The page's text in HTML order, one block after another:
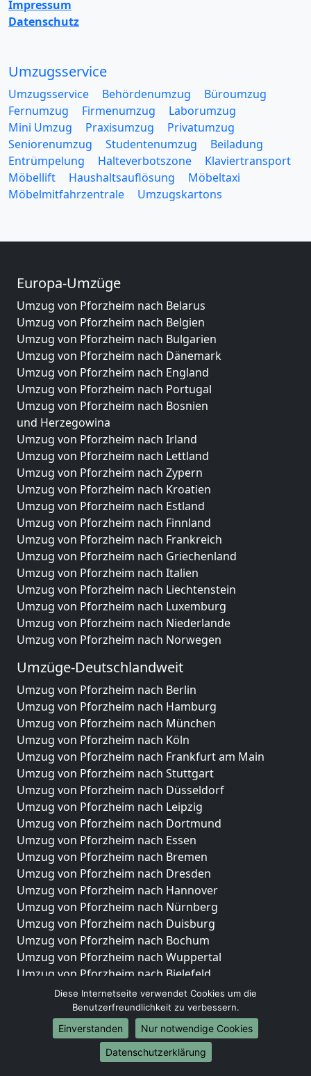
Impressum
Datenschutz
Umzugsservice
Umzugsservice Behördenumzug
Büroumzug
Fernumzug
Firmenumzug
Laborumzug
Mini Umzug
Praxisumzug
Privatumzug
Seniorenumzug
Studentenumzug
Beiladung
Entrümpelung
Halteverbotszone
Klaviertransport
Möbellift
Haushaltsauflösung
Möbeltaxi
Möbelmitfahrzentrale
Umzugskartons
Europa-Umzüge
Umzug von Pforzheim nach Belarus
Umzug von Pforzheim nach Belgien
Umzug von Pforzheim nach Bulgarien
Umzug von Pforzheim nach Dänemark
Umzug von Pforzheim nach England
Umzug von Pforzheim nach Portugal
Umzug von Pforzheim nach Bosnien
und Herzegowina
Umzug von Pforzheim nach Irland
Umzug von Pforzheim nach Lettland
Umzug von Pforzheim nach Zypern
Umzug von Pforzheim nach Kroatien
Umzug von Pforzheim nach Estland
Umzug von Pforzheim nach Finnland
Umzug von Pforzheim nach Frankreich
Umzug von Pforzheim nach Griechenland
Umzug von Pforzheim nach Italien
Umzug von Pforzheim nach Liechtenstein
Umzug von Pforzheim nach Luxemburg
Umzug von Pforzheim nach Niederlande
Umzug von Pforzheim nach Norwegen
Umzüge-Deutschlandweit
Umzug von Pforzheim nach Berlin
Umzug von Pforzheim nach Hamburg
Umzug von Pforzheim nach München
Umzug von Pforzheim nach Köln
Umzug von Pforzheim nach Frankfurt am Main
Umzug von Pforzheim nach Stuttgart
Umzug von Pforzheim nach Düsseldorf
Umzug von Pforzheim nach Leipzig
Umzug von Pforzheim nach Dortmund
Umzug von Pforzheim nach Essen
Umzug von Pforzheim nach Bremen
Umzug von Pforzheim nach Dresden
Umzug von Pforzheim nach Hannover
Umzug von Pforzheim nach Nürnberg
Umzug von Pforzheim nach Duisburg
Umzug von Pforzheim nach Bochum
Umzug von Pforzheim nach Wuppertal
Umzug von Pforzheim nach Bielefeld
Umzug von Pforzheim nach Bonn
Umzug von Pforzheim nach Münster
Internationale-Umzüge
Umzug von Pforzheim nach Brasilien
Diese Internetseite verwendet Cookies um die
Benutzerfreundlichkeit zu verbessern.
Einverstanden
Nur notwendige Cookies
Datenschutzerklärung